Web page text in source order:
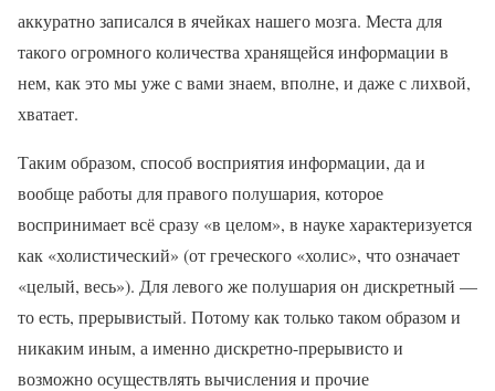
аккуратно записался в ячейках нашего мозга. Места для
такого огромного количества хранящейся информации в
нем, как это мы уже с вами знаем, вполне, и даже с лихвой,
хватает.
Таким образом, способ восприятия информации, да и
вообще работы для правого полушария, которое
воспринимает всё сразу «в целом», в науке характеризуется
как «холистический» (от греческого «холис», что означает
«целый, весь»). Для левого же полушария он дискретный —
то есть, прерывистый. Потому как только таком образом и
никаким иным, а именно дискретно-прерывисто и
возможно осуществлять вычисления и прочие